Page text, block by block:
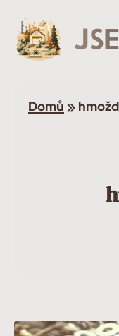
Domů »